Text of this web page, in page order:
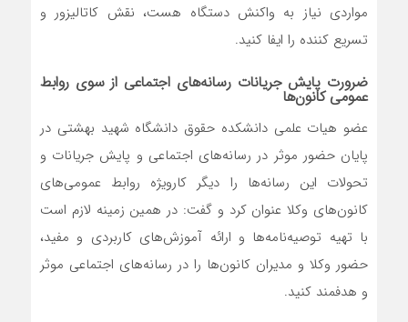
مواردی نیاز به واکنش دستگاه هست، نقش کاتالیزور و
تسریع کننده را ایفا کنید.
ضرورت پایش جریانات رسانه‌های اجتماعی از سوی روابط
عمومی‌ کانون‌ها
عضو هیات علمی دانشکده حقوق دانشگاه شهید بهشتی در
پایان حضور موثر در رسانه‌های اجتماعی و پایش جریانات و
تحولات این رسانه‌ها را دیگر کارویژه روابط عمومی‌های
کانون‌های وکلا عنوان کرد و گفت: در همین زمینه لازم است
با تهیه توصیه‌نامه‌ها و ارائه آموزش‌های کاربردی و مفید،
حضور وکلا و مدیران کانون‌ها را در رسانه‌های اجتماعی موثر
و هدفمند کنید.